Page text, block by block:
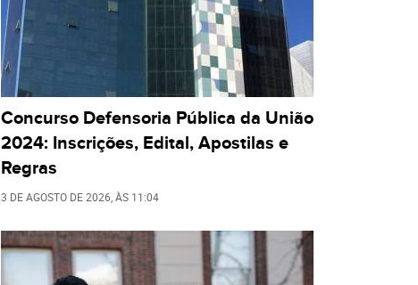
Concurso Defensoria Pública da União
2024: Inscrições, Edital, Apostilas e
Regras
3 DE AGOSTO DE 2026 , ÀS 11:04